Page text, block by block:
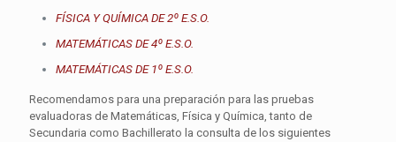
FÍSICA Y QUÍMICA DE 2º E.S.O.
MATEMÁTICAS DE 4º E.S.O.
MATEMÁTICAS DE 1º E.S.O.
Recomendamos para una preparación para las pruebas
evaluadoras de Matemáticas, Física y Química, tanto de
Secundaria como Bachillerato la consulta de los siguientes